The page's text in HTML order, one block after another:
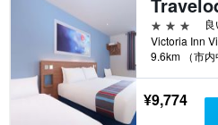
3つ星
9.6km （市内
¥9,774